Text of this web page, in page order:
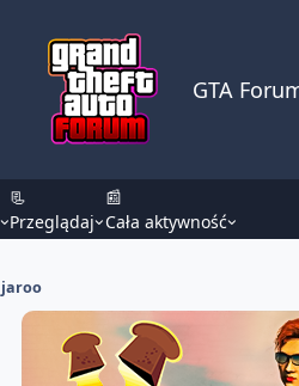
GTA
📃
Przeglądaj
📰
Cała aktywność
jaroo